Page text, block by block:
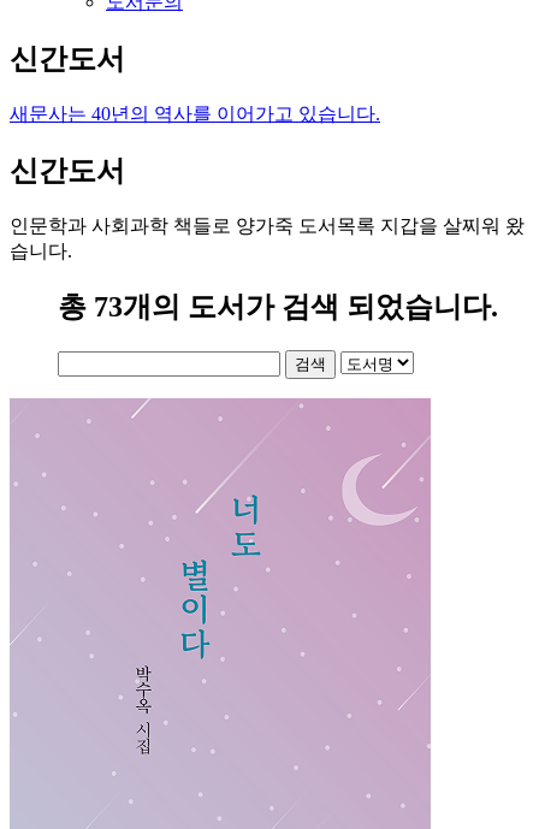
신간도서
새문사는 40년의 역사를 이어가고 있습니다.
신간도서
인문학과 사회과학 책들로 양가죽 도서목록 지갑을 살찌워 왔
습니다.
총 73개의 도서가 검색 되었습니다.
검색